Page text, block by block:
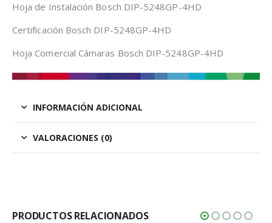
Hoja de Instalación Bosch DIP-5248GP-4HD
Certificación Bosch DIP-5248GP-4HD
Hoja Comercial Cámaras Bosch DIP-5248GP-4HD
INFORMACIÓN ADICIONAL
VALORACIONES (0)
PRODUCTOS RELACIONADOS